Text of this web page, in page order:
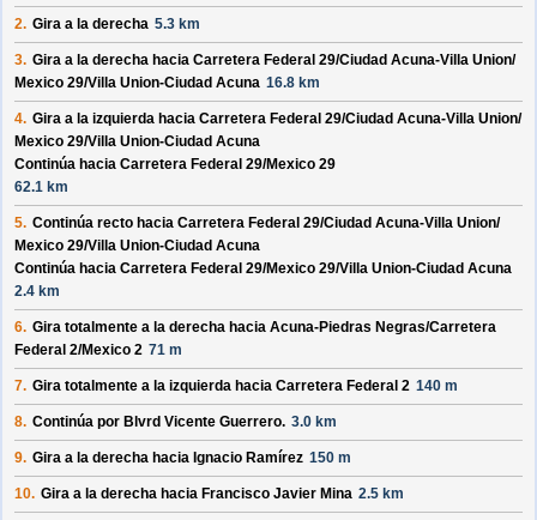
2. Gira a la derecha 5.3 km
3. Gira a la derecha hacia Carretera Federal 29/Ciudad Acuna-Villa Union/
Mexico 29/Villa Union-Ciudad Acuna 16.8 km
4. Gira a la izquierda hacia Carretera Federal 29/Ciudad Acuna-Villa Union/
Mexico 29/Villa Union-Ciudad Acuna
Continúa hacia Carretera Federal 29/Mexico 29
62.1 km
5. Continúa recto hacia Carretera Federal 29/Ciudad Acuna-Villa Union/
Mexico 29/Villa Union-Ciudad Acuna
Continúa hacia Carretera Federal 29/Mexico 29/Villa Union-Ciudad Acuna
2.4 km
6. Gira totalmente a la derecha hacia Acuna-Piedras Negras/Carretera
Federal 2/Mexico 2 71 m
7. Gira totalmente a la izquierda hacia Carretera Federal 2 140 m
8. Continúa por Blvrd Vicente Guerrero. 3.0 km
9. Gira a la derecha hacia Ignacio Ramírez 150 m
10. Gira a la derecha hacia Francisco Javier Mina 2.5 km